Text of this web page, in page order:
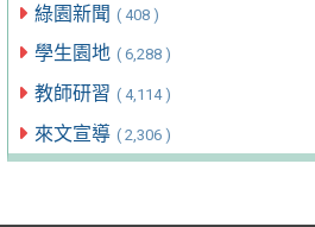
綠園新聞 ( 408 )
學生園地 ( 6,288 )
教師研習 ( 4,114 )
來文宣導 ( 2,306 )